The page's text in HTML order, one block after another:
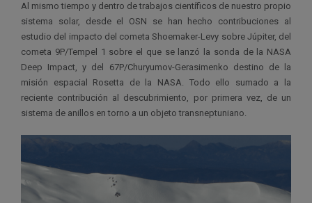
Al mismo tiempo y dentro de trabajos científicos de nuestro propio
sistema solar, desde el OSN se han hecho contribuciones al
estudio del impacto del cometa Shoemaker-Levy sobre Júpiter, del
cometa 9P/Tempel 1 sobre el que se lanzó la sonda de la NASA
Deep Impact, y del 67P/Churyumov-Gerasimenko destino de la
misión espacial Rosetta de la NASA. Todo ello sumado a la
reciente contribución al descubrimiento, por primera vez, de un
sistema de anillos en torno a un objeto transneptuniano.